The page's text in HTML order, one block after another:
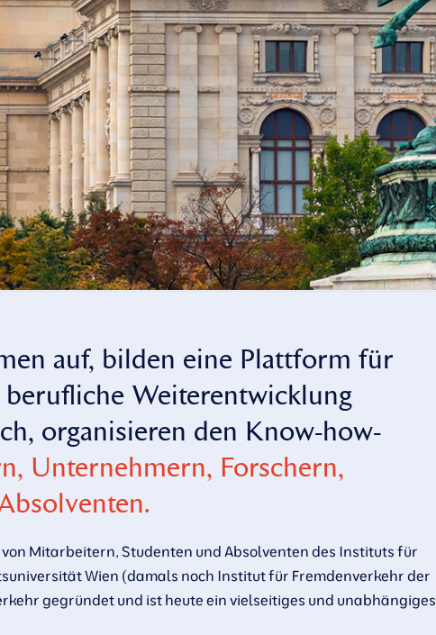
auf, bilden eine Plattform für
Weiterentwicklung
organisieren den Know-how-
Unternehmern, Forschern,
Mitarbeitern, Studenten und Absolventen des Instituts für
Wien (damals noch Institut für Fremdenverkehr der
gegründet und ist heute ein vielseitiges und unabhängiges